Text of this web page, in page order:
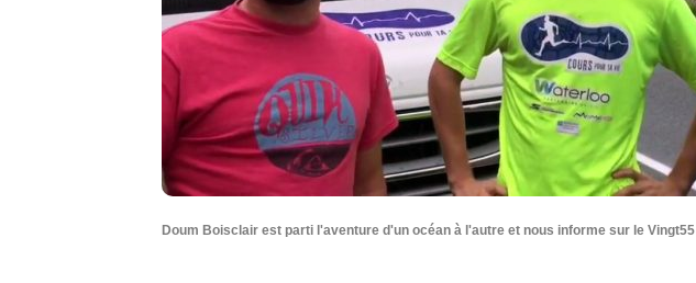
Doum Boisclair est parti l'aventure d'un océan à l'autre et nous informe sur le Vingt55